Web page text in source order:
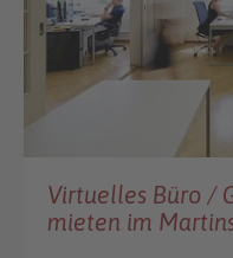
Virtuelles Büro /
mieten im